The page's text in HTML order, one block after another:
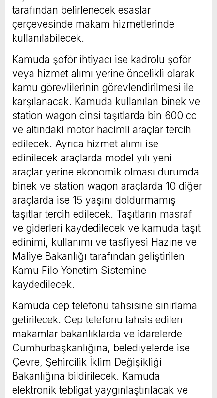
tarafından belirlenecek esaslar
çerçevesinde makam hizmetlerinde
kullanılabilecek.
Kamuda şoför ihtiyacı ise kadrolu şoför
veya hizmet alımı yerine öncelikli olarak
kamu görevlilerinin görevlendirilmesi ile
karşılanacak. Kamuda kullanılan binek ve
station wagon cinsi taşıtlarda bin 600 cc
ve altındaki motor hacimli araçlar tercih
edilecek. Ayrıca hizmet alımı ise
edinilecek araçlarda model yılı yeni
araçlar yerine ekonomik olması durumda
binek ve station wagon araçlarda 10 diğer
araçlarda ise 15 yaşını doldurmamış
taşıtlar tercih edilecek. Taşıtların masraf
ve giderleri kaydedilecek ve kamuda taşıt
edinimi, kullanımı ve tasfiyesi Hazine ve
Maliye Bakanlığı tarafından geliştirilen
Kamu Filo Yönetim Sistemine
kaydedilecek.
Kamuda cep telefonu tahsisine sınırlama
getirilecek. Cep telefonu tahsis edilen
makamlar bakanlıklarda ve idarelerde
Cumhurbaşkanlığına, belediyelerde ise
Çevre, Şehircilik İklim Değişikliği
Bakanlığına bildirilecek. Kamuda
elektronik tebligat yaygınlaştırılacak ve